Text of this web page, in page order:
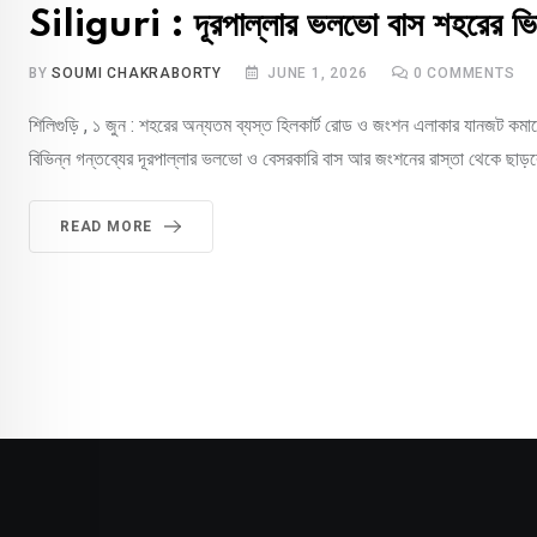
Siliguri : দূরপাল্লার ভলভো বাস শহরের
BYSOUMI CHAKRABORTY JUNE 1, 2026 0 COMMENTS
শিলিগুড়ি , ১ জুন : শহরের অন্যতম ব্যস্ত হিলকার্ট রোড ও জংশন এলাকার যানজট
বিভিন্ন গন্তব্যের দূরপাল্লার ভলভো ও বেসরকারি বাস আর জংশনের রাস্তা থেকে
READ MORE